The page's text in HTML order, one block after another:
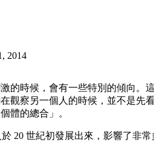
2014
的時候，會有一些特別的傾向
觀察另一個人的時候，並不是
體的總合」。
20 世紀初發展出來，影響了非